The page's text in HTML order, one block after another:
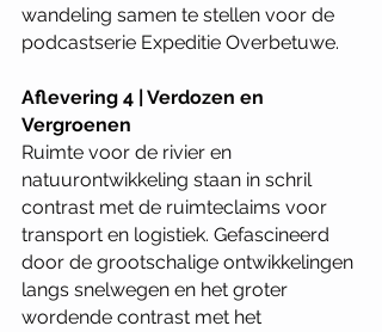
wandeling samen te stellen voor de
podcastserie Expeditie Overbetuwe.
Aflevering 4 | Verdozen en
Vergroenen
Ruimte voor de rivier en
natuurontwikkeling staan in schril
contrast met de ruimteclaims voor
transport en logistiek. Gefascineerd
door de grootschalige ontwikkelingen
langs snelwegen en het groter
wordende contrast met het